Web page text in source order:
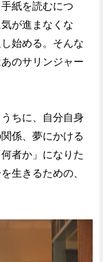
紙を読むにつ
が進まなくな
始める。そんな
のサリンジャー
ちに、自分自身
係、夢にかける
者か」になりた
生きるための、